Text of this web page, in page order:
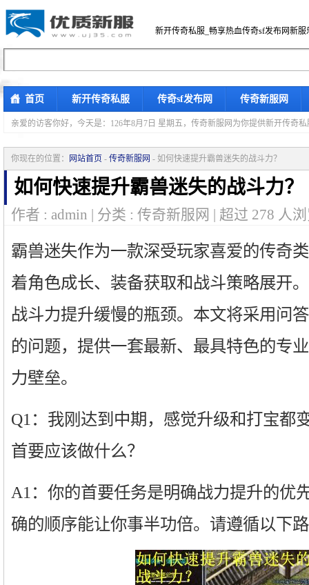
新开传奇私服_畅享热血传奇sf发布网新服
首页 新开传奇私服 传奇sf发布网 传奇新服网
亲爱的访客你好， 今天是：126年8月7日 星期五，传奇新服网为你提供新开传奇
你现在的位置： 网站首页 - 传奇新服网 - 如何快速提升霸兽迷失的战斗力？
如何快速提升霸兽迷失的战斗力？
作者 : admin | 分类 : 传奇新服网 | 超过 278 人
霸兽迷失作为一款深受玩家喜爱的传奇
着角色成长、装备获取和战斗策略展开
战斗力提升缓慢的瓶颈。本文将采用问
的问题，提供一套最新、最具特色的专
力壁垒。
Q1：我刚达到中期，感觉升级和打宝都
首要应该做什么？
A1：你的首要任务是明确战力提升的优
确的顺序能让你事半功倍。请遵循以下